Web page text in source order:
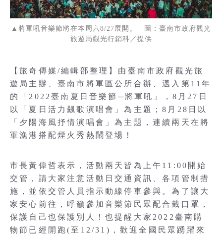
▲將軍吼音樂節將在本周六8/27展開。 圖：臺南市政府觀光
旅遊局觀光行銷科／提供
【旅奇傳媒/編輯部整理】由臺南市政府觀光旅
遊局主辦、臺南市將軍區公所合辦、邁入第11年
的「2022臺南夏日音樂節─將軍吼」，8月27日
以「夏日活力飆歌演唱會」為主題；8月28日以
「夕陽海風抒情演唱會」為主題，連續兩天在將
軍漁港搭配煙火秀熱鬧登場！
市長黃偉哲表示，活動兩天皆為上午11:00開始
交管，請大家注意活動日交通資訊、各項管制措
施，並依交管人員指示動線停車參與。為了讓大
家安心前往，呼籲參加音樂節民眾配合戴口罩，
保護自己也保護別人！也提醒大家2022臺南購
物節已經開跑(至12/31)，歡迎全國民眾踴躍來